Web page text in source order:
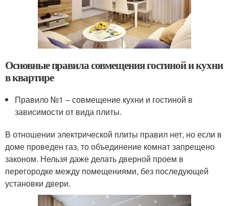
Основные правила совмещения гостиной и кухни
в квартире
Правило №1 – совмещение кухни и гостиной в
зависимости от вида плиты.
В отношении электрической плиты правил нет, но если в
доме проведен газ, то объединение комнат запрещено
законом. Нельзя даже делать дверной проем в
перегородке между помещениями, без последующей
установки двери.